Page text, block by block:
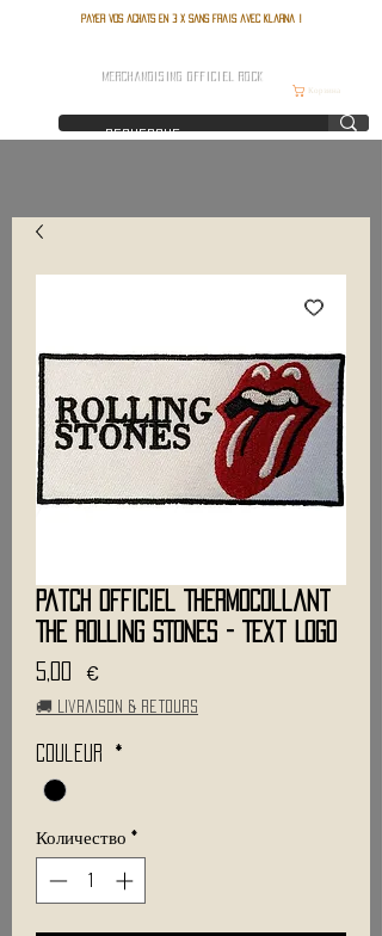
Payer vos achats en 3 x sans frais avec Klarna !
Корзина
MERCHANDISING OFFICIEL ROCK
Patch Officiel Thermocollant
THE ROLLING STONES - Text Logo
5,00 €
🚚 Livraison & retours
Couleur *
Количество *